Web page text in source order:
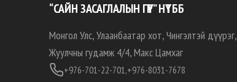
“САЙН ЗАСАГЛАЛЫН ГҮҮР” НҮТББ
Монгол Улс, Улаанбаатар хот, Чингэлтэй дүүрэг,
Жуулчны гудамж 4/4, Макс Цамхаг
+976-701-22-701,+976-8031-7678